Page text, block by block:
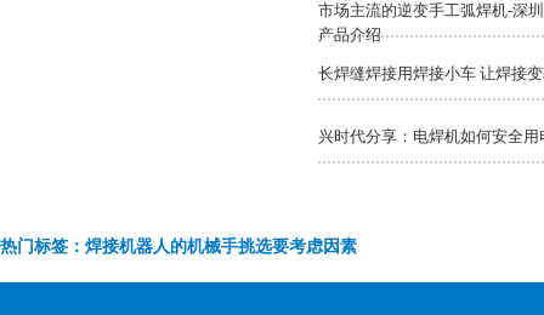
市场主流的逆变手工弧焊机-深
产品介绍
长焊缝焊接用焊接小车 让焊接
兴时代分享：电焊机如何安全用
热门标签：焊接机器人的机械手挑选要考虑因素